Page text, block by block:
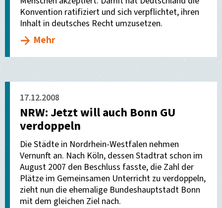
Konvention ratifiziert und sich verpflichtet, ihren
Inhalt in deutsches Recht umzusetzen.
Mehr
17.12.2008
NRW: Jetzt will auch Bonn GU
verdoppeln
Die Städte in Nordrhein-Westfalen nehmen
Vernunft an. Nach Köln, dessen Stadtrat schon im
August 2007 den Beschluss fasste, die Zahl der
Plätze im Gemeinsamen Unterricht zu verdoppeln,
zieht nun die ehemalige Bundeshauptstadt Bonn
mit dem gleichen Ziel nach.